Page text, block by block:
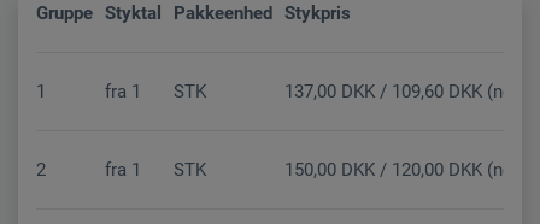
Gruppe Styktal Pakkeenhed Stykpris
1 fra 1 STK 137,00 DKK / 109,60 DKK (netto)
2 fra 1 STK 150,00 DKK / 120,00 DKK (netto)